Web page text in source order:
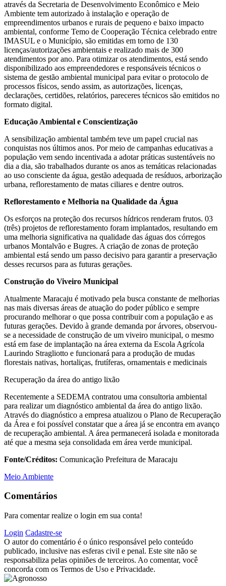
através da Secretaria de Desenvolvimento Econômico e Meio
Ambiente tem autorizado à instalação e operação de
empreendimentos urbanos e rurais de pequeno e baixo impacto
ambiental, conforme Temo de Cooperação Técnica celebrado entre
IMASUL e o Município, são emitidas em torno de 130
licenças/autorizações ambientais e realizado mais de 300
atendimentos por ano. Para otimizar os atendimentos, está sendo
disponibilizado aos empreendedores e responsáveis técnicos o
sistema de gestão ambiental municipal para evitar o protocolo de
processos físicos, sendo assim, as autorizações, licenças,
declarações, certidões, relatórios, pareceres técnicos são emitidos no
formato digital.
Educação Ambiental e Conscientização
A sensibilização ambiental também teve um papel crucial nas
conquistas nos últimos anos. Por meio de campanhas educativas a
população vem sendo incentivada a adotar práticas sustentáveis no
dia a dia, são trabalhados durante os anos as temáticas relacionadas
ao uso consciente da água, gestão adequada de resíduos, arborização
urbana, reflorestamento de matas ciliares e dentre outros.
Reflorestamento e Melhoria na Qualidade da Água
Os esforços na proteção dos recursos hídricos renderam frutos. 03
(três) projetos de reflorestamento foram implantados, resultando em
uma melhoria significativa na qualidade das águas dos córregos
urbanos Montalvão e Bugres. A criação de zonas de proteção
ambiental está sendo um passo decisivo para garantir a preservação
desses recursos para as futuras gerações.
Construção do Viveiro Municipal
Atualmente Maracaju é motivado pela busca constante de melhorias
nas mais diversas áreas de atuação do poder público e sempre
procurando melhorar o que possa contribuir com a população e as
futuras gerações. Devido à grande demanda por árvores, observou-
se a necessidade de construção de um viveiro municipal, o mesmo
está em fase de implantação na área externa da Escola Agrícola
Laurindo Stragliotto e funcionará para a produção de mudas
florestais nativas, hortaliças, frutíferas, ornamentais e medicinais
Recuperação da área do antigo lixão
Recentemente a SEDEMA contratou uma consultoria ambiental
para realizar um diagnóstico ambiental da área do antigo lixão.
Através do diagnóstico a empresa atualizou o Plano de Recuperação
da Área e foi possível constatar que a área já se encontra em avanço
de recuperação ambiental. A área permanecerá isolada e monitorada
até que a mesma seja consolidada em área verde municipal.
Fonte/Créditos: Comunicação Prefeitura de Maracaju
Meio Ambiente
Comentários
Para comentar realize o login em sua conta!
Login Cadastre-se
O autor do comentário é o único responsável pelo conteúdo
publicado, inclusive nas esferas civil e penal. Este site não se
responsabiliza pelas opiniões de terceiros. Ao comentar, você
concorda com os Termos de Uso e Privacidade.